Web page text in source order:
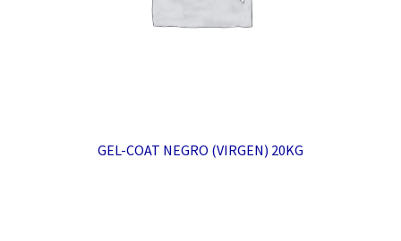
GEL-COAT NEGRO (VIRGEN) 20KG